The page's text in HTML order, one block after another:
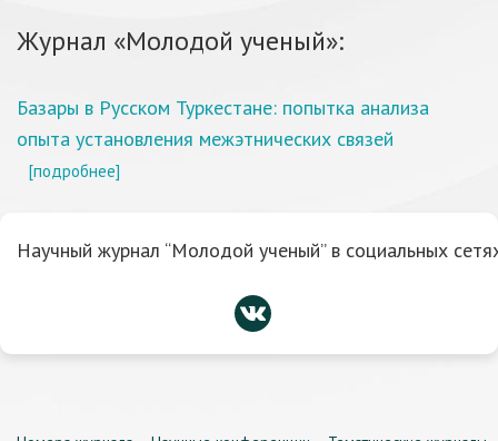
Журнал «Молодой ученый»:
Базары в Русском Туркестане: попытка анализа
опыта установления межэтнических связей
[подробнее]
Научный журнал “Молодой ученый” в социальных